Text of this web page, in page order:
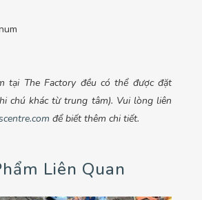
tại The Factory đều có thể được đặt
chú khác từ trung tâm). Vui lòng liên
để biết thêm chi tiết.
Liên Quan